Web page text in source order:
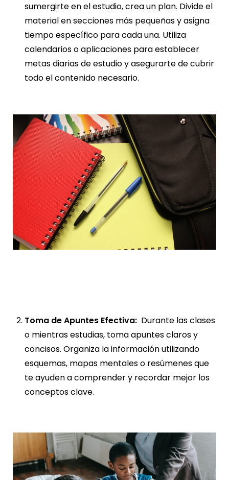
sumergirte en el estudio, crea un plan. Divide el
material en secciones más pequeñas y asigna
tiempo específico para cada una. Utiliza
calendarios o aplicaciones para establecer
metas diarias de estudio y asegurarte de cubrir
todo el contenido necesario.
Toma de Apuntes Efectiva: Durante las clases
o mientras estudias, toma apuntes claros y
concisos. Organiza la información utilizando
esquemas, mapas mentales o resúmenes que
te ayuden a comprender y recordar mejor los
conceptos clave.